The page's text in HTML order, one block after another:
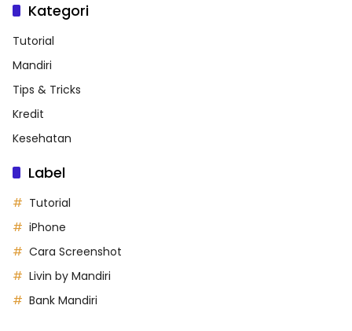
Kategori
Tutorial
Mandiri
Tips & Tricks
Kredit
Kesehatan
Label
Tutorial
iPhone
Cara Screenshot
Livin by Mandiri
Bank Mandiri